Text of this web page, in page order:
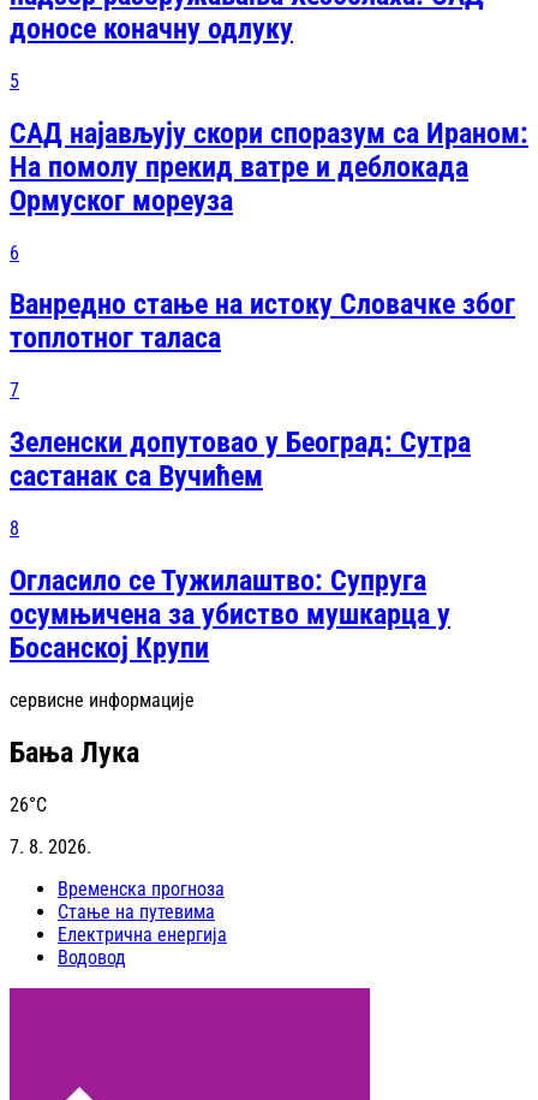
доносе коначну одлуку
5
САД најављују скори споразум са Ираном:
На помолу прекид ватре и деблокада
Ормуског мореуза
6
Ванредно стање на истоку Словачке због
топлотног таласа
7
Зеленски допутовао у Београд: Сутра
састанак са Вучићем
8
Огласило се Тужилаштво: Супруга
осумњичена за убиство мушкарца у
Босанској Крупи
сервисне информације
Бања Лука
26°C
7. 8. 2026.
Временска прогноза
Стање на путевима
Електрична енергија
Водовод